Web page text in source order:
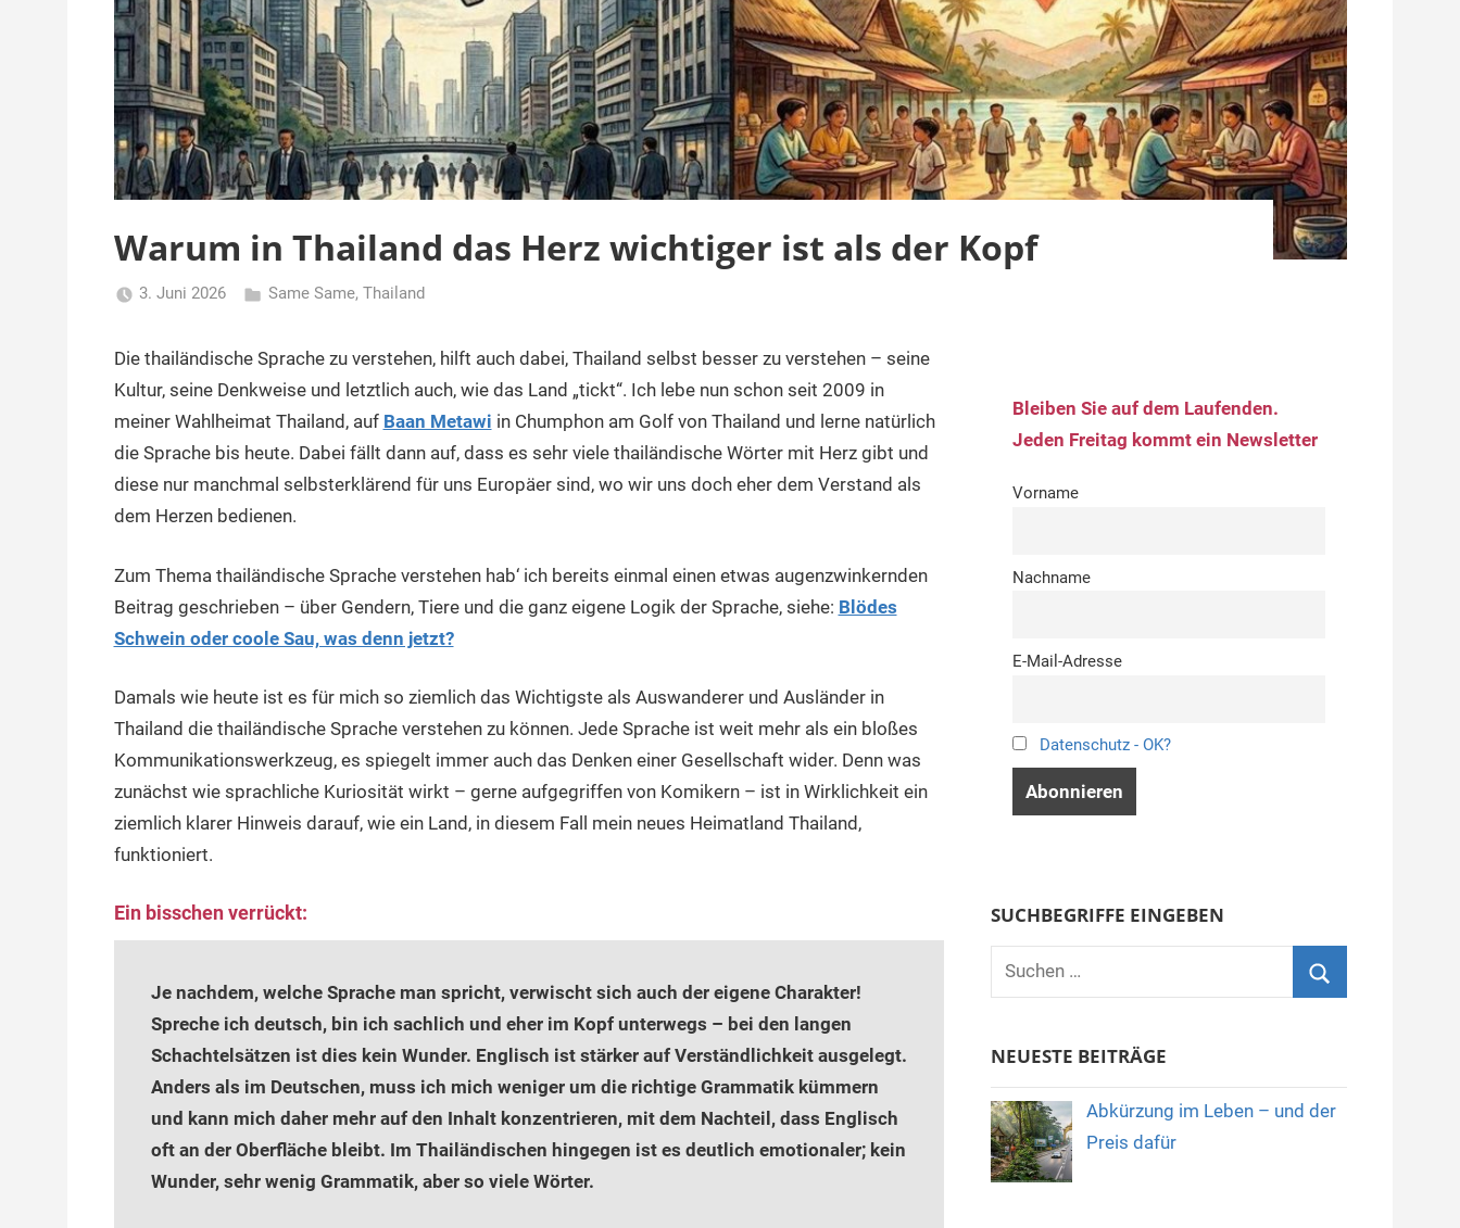
Warum in Thailand das Herz wichtiger ist als der Kopf
3. Juni 2026
Same Same, Thailand
Die thailändische Sprache zu verstehen, hilft auch dabei, Thailand selbst besser zu verstehen – seine
Kultur, seine Denkweise und letztlich auch, wie das Land „tickt“. Ich lebe nun schon seit 2009 in
meiner Wahlheimat Thailand, auf Baan Metawi in Chumphon am Golf von Thailand und lerne natürlich
die Sprache bis heute. Dabei fällt dann auf, dass es sehr viele thailändische Wörter mit Herz gibt und
diese nur manchmal selbsterklärend für uns Europäer sind, wo wir uns doch eher dem Verstand als
dem Herzen bedienen.
Zum Thema thailändische Sprache verstehen hab‘ ich bereits einmal einen etwas augenzwinkernden
Beitrag geschrieben – über Gendern, Tiere und die ganz eigene Logik der Sprache, siehe: Blödes
Schwein oder coole Sau, was denn jetzt?
Damals wie heute ist es für mich so ziemlich das Wichtigste als Auswanderer und Ausländer in
Thailand die thailändische Sprache verstehen zu können. Jede Sprache ist weit mehr als ein bloßes
Kommunikationswerkzeug, es spiegelt immer auch das Denken einer Gesellschaft wider. Denn was
zunächst wie sprachliche Kuriosität wirkt – gerne aufgegriffen von Komikern – ist in Wirklichkeit ein
ziemlich klarer Hinweis darauf, wie ein Land, in diesem Fall mein neues Heimatland Thailand,
funktioniert.
Ein bisschen verrückt:
Je nachdem, welche Sprache man spricht, verwischt sich auch der eigene Charakter!
Spreche ich deutsch, bin ich sachlich und eher im Kopf unterwegs – bei den langen
Schachtelsätzen ist dies kein Wunder. Englisch ist stärker auf Verständlichkeit ausgelegt.
Anders als im Deutschen, muss ich mich weniger um die richtige Grammatik kümmern
und kann mich daher mehr auf den Inhalt konzentrieren, mit dem Nachteil, dass Englisch
oft an der Oberfläche bleibt. Im Thailändischen hingegen ist es deutlich emotionaler; kein
Wunder, sehr wenig Grammatik, aber so viele Wörter.
Bleiben Sie auf dem Laufenden.
Jeden Freitag kommt ein Newsletter
Vorname
Nachname
E-Mail-Adresse
Datenschutz - OK?
SUCHBEGRIFFE EINGEBEN
Suchen
NEUESTE BEITRÄGE
Abkürzung im Leben – und der
Preis dafür